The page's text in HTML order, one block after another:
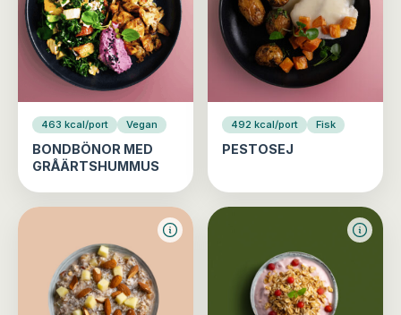
463 kcal/port Vegan
BONDBÖNOR MED
GRÅÄRTSHUMMUS
492 kcal/port Fisk
PESTOSEJ